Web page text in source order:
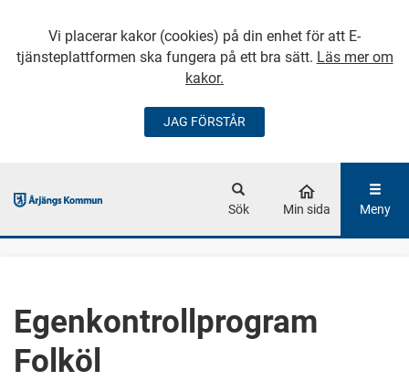
Vi placerar kakor (cookies) på din enhet för att E-
tjänsteplattformen ska fungera på ett bra sätt. Läs mer om
kakor.
JAG FÖRSTÅR
GÅ DIREKT TILL
Sök Min sida Meny
Egenkontrollprogram
Folköl